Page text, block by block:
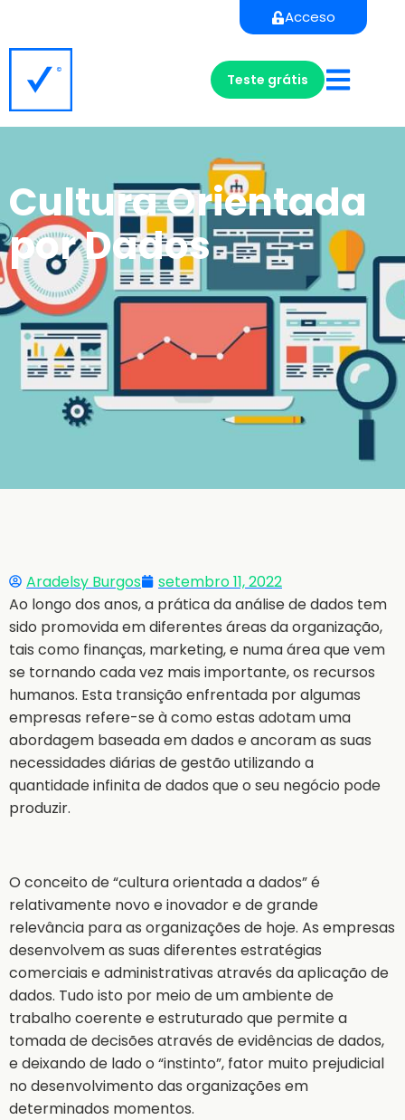
Acceso
Teste grátis
Cultura Orientada
por Dados
Aradelsy Burgos
setembro 11, 2022
Ao longo dos anos, a prática da análise de dados tem
sido promovida em diferentes áreas da organização,
tais como finanças, marketing, e numa área que vem
se tornando cada vez mais importante, os recursos
humanos. Esta transição enfrentada por algumas
empresas refere-se à como estas adotam uma
abordagem baseada em dados e ancoram as suas
necessidades diárias de gestão utilizando a
quantidade infinita de dados que o seu negócio pode
produzir.
O conceito de “cultura orientada a dados” é
relativamente novo e inovador e de grande
relevância para as organizações de hoje. As empresas
desenvolvem as suas diferentes estratégias
comerciais e administrativas através da aplicação de
dados. Tudo isto por meio de um ambiente de
trabalho coerente e estruturado que permite a
tomada de decisões através de evidências de dados,
e deixando de lado o “instinto”, fator muito prejudicial
no desenvolvimento das organizações em
determinados momentos.